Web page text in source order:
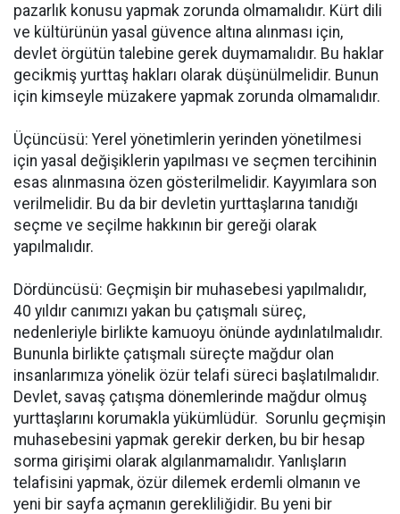
pazarlık konusu yapmak zorunda olmamalıdır. Kürt dili
ve kültürünün yasal güvence altına alınması için,
devlet örgütün talebine gerek duymamalıdır. Bu haklar
gecikmiş yurttaş hakları olarak düşünülmelidir. Bunun
için kimseyle müzakere yapmak zorunda olmamalıdır.
Üçüncüsü: Yerel yönetimlerin yerinden yönetilmesi
için yasal değişiklerin yapılması ve seçmen tercihinin
esas alınmasına özen gösterilmelidir. Kayyımlara son
verilmelidir. Bu da bir devletin yurttaşlarına tanıdığı
seçme ve seçilme hakkının bir gereği olarak
yapılmalıdır.
Dördüncüsü: Geçmişin bir muhasebesi yapılmalıdır,
40 yıldır canımızı yakan bu çatışmalı süreç,
nedenleriyle birlikte kamuoyu önünde aydınlatılmalıdır.
Bununla birlikte çatışmalı süreçte mağdur olan
insanlarımıza yönelik özür telafi süreci başlatılmalıdır.
Devlet, savaş çatışma dönemlerinde mağdur olmuş
yurttaşlarını korumakla yükümlüdür. Sorunlu geçmişin
muhasebesini yapmak gerekir derken, bu bir hesap
sorma girişimi olarak algılanmamalıdır. Yanlışların
telafisini yapmak, özür dilemek erdemli olmanın ve
yeni bir sayfa açmanın gerekliliğidir. Bu yeni bir